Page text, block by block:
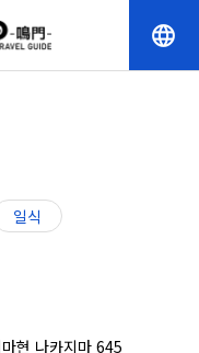
language
일식
현 나카지마 645